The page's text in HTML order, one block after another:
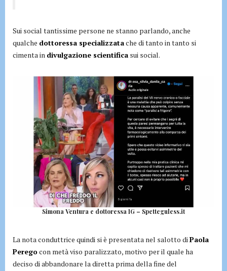
Sui social tantissime persone ne stanno parlando, anche
qualche dottoressa specializzatache di tanto in tanto si
cimenta in divulgazione scientifica sui social.
Simona Ventura e dottoressa IG – Spetteguless.it
La nota conduttrice quindi si è presentata nel salotto di Paola
Peregocon metà viso paralizzato, motivo per il quale ha
deciso di abbandonare la diretta prima della fine del